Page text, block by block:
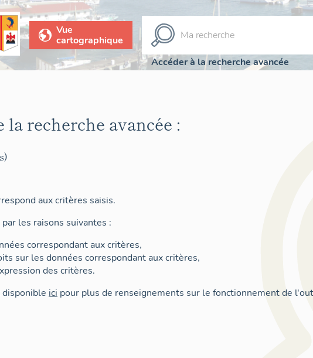
Vue
cartographique
Accéder à la recherche avancée
la recherche avancée :
aux critères saisis.
les raisons suivantes :
correspondant aux critères,
sur les données correspondant aux critères,
des critères.
ici pour plus de renseignements sur le fonctionnement de